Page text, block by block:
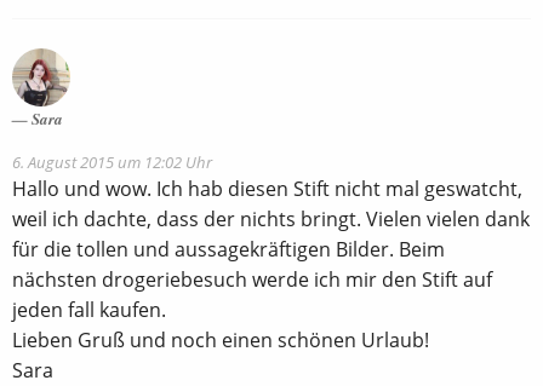
Sara
6. August 2015 um 12:02 Uhr
Hallo und wow. Ich hab diesen Stift nicht mal geswatcht,
weil ich dachte, dass der nichts bringt. Vielen vielen dank
für die tollen und aussagekräftigen Bilder. Beim
nächsten drogeriebesuch werde ich mir den Stift auf
jeden fall kaufen.
Lieben Gruß und noch einen schönen Urlaub!
Sara